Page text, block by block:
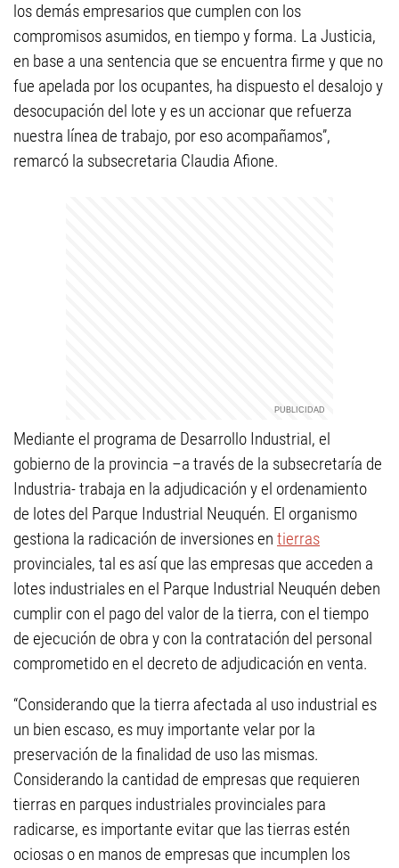
los demás empresarios que cumplen con los
compromisos asumidos, en tiempo y forma. La Justicia,
en base a una sentencia que se encuentra firme y que no
fue apelada por los ocupantes, ha dispuesto el desalojo y
desocupación del lote y es un accionar que refuerza
nuestra línea de trabajo, por eso acompañamos”,
remarcó la subsecretaria Claudia Afione.
Mediante el programa de Desarrollo Industrial, el
gobierno de la provincia –a través de la subsecretaría de
Industria- trabaja en la adjudicación y el ordenamiento
de lotes del Parque Industrial Neuquén. El organismo
gestiona la radicación de inversiones en tierras
provinciales, tal es así que las empresas que acceden a
lotes industriales en el Parque Industrial Neuquén deben
cumplir con el pago del valor de la tierra, con el tiempo
de ejecución de obra y con la contratación del personal
comprometido en el decreto de adjudicación en venta.
“Considerando que la tierra afectada al uso industrial es
un bien escaso, es muy importante velar por la
preservación de la finalidad de uso las mismas.
Considerando la cantidad de empresas que requieren
tierras en parques industriales provinciales para
radicarse, es importante evitar que las tierras estén
ociosas o en manos de empresas que incumplen los